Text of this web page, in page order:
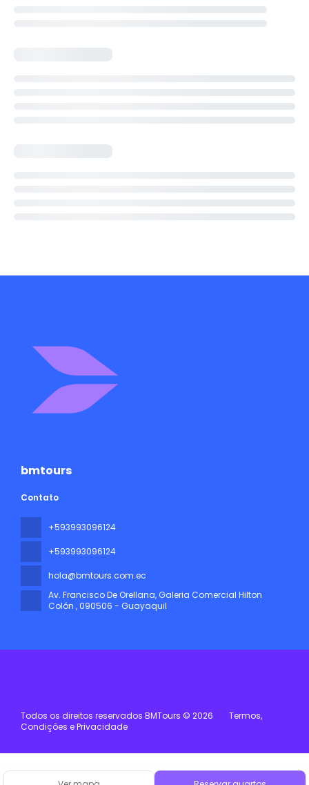
bmtours
Contato
+593993096124
+593993096124
hola@bmtours.com.ec
Av. Francisco De Orellana, Galeria Comercial Hilton
Colón , 090506 - Guayaquil
Todos os direitos reservados BMTours © 2026
Termos,
Condições e Privacidade